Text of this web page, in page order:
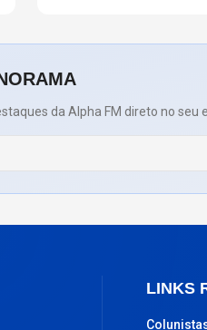
da Alpha FM direto no seu
LINKS